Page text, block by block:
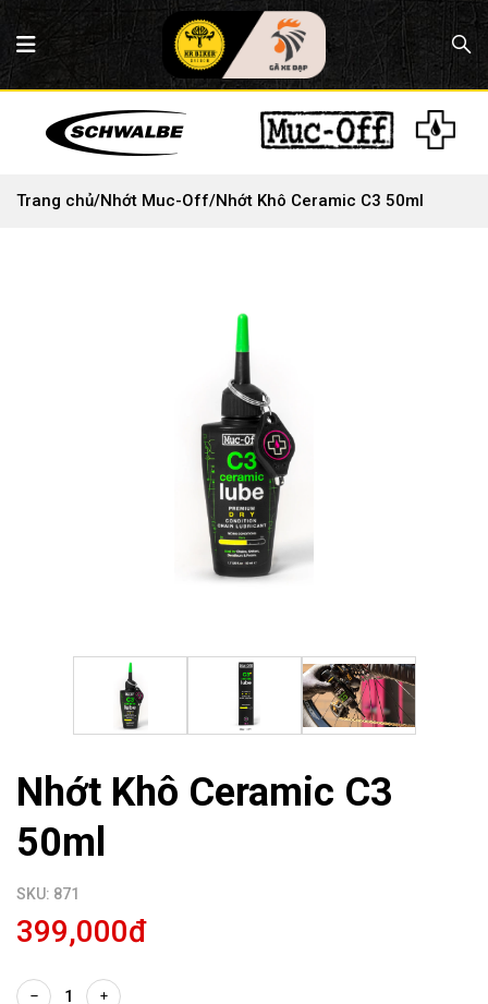
Trang chủ/Nhớt Muc-Off/Nhớt Khô Ceramic C3 50ml
Nhớt Khô Ceramic C3
50ml
SKU: 871
399,000đ